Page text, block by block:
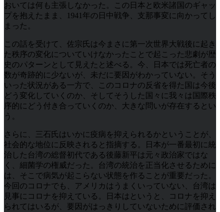
おいては何も主張しなかった。この日本と欧米諸国のギャッ
プを抱えたまま、1941年の日中戦争、支那事変に向かってし
まった。
この話を受けて、佐宗氏は今まさに第一次世界大戦後に起き
た秩序の変化についていけなかったことで起こった悲劇が歴
史のパターンとして見えたと述べる。今、日本では死亡者の
数が奇跡的に少ないが、未だに要因がわかっていない。そう
いった状況がある一方で、このコロナの反省を得た国は今後
どう変化していくのか、そしてそうした国々に我々は国際秩
序的にどう付き合っていくのか、大きな問いが存在するとい
う。
さらに、三石氏はいかに疫病を抑えられるかということが、
社会的な地位に反映されると指摘する。日本が一番最初に統
治した台湾の総督初代である後藤新平は元々政治家ではな
く、細菌学の権威だった。台湾の統治を正当化させるために
は、そこで病気が起こらない状態を作ることが重要だった。
今回のコロナでも、アメリカはうまくいっていない、台湾は
見事にコロナを抑えている。日本はというと、コロナを抑え
られてはいるが、要因がはっきりしていないために評価され